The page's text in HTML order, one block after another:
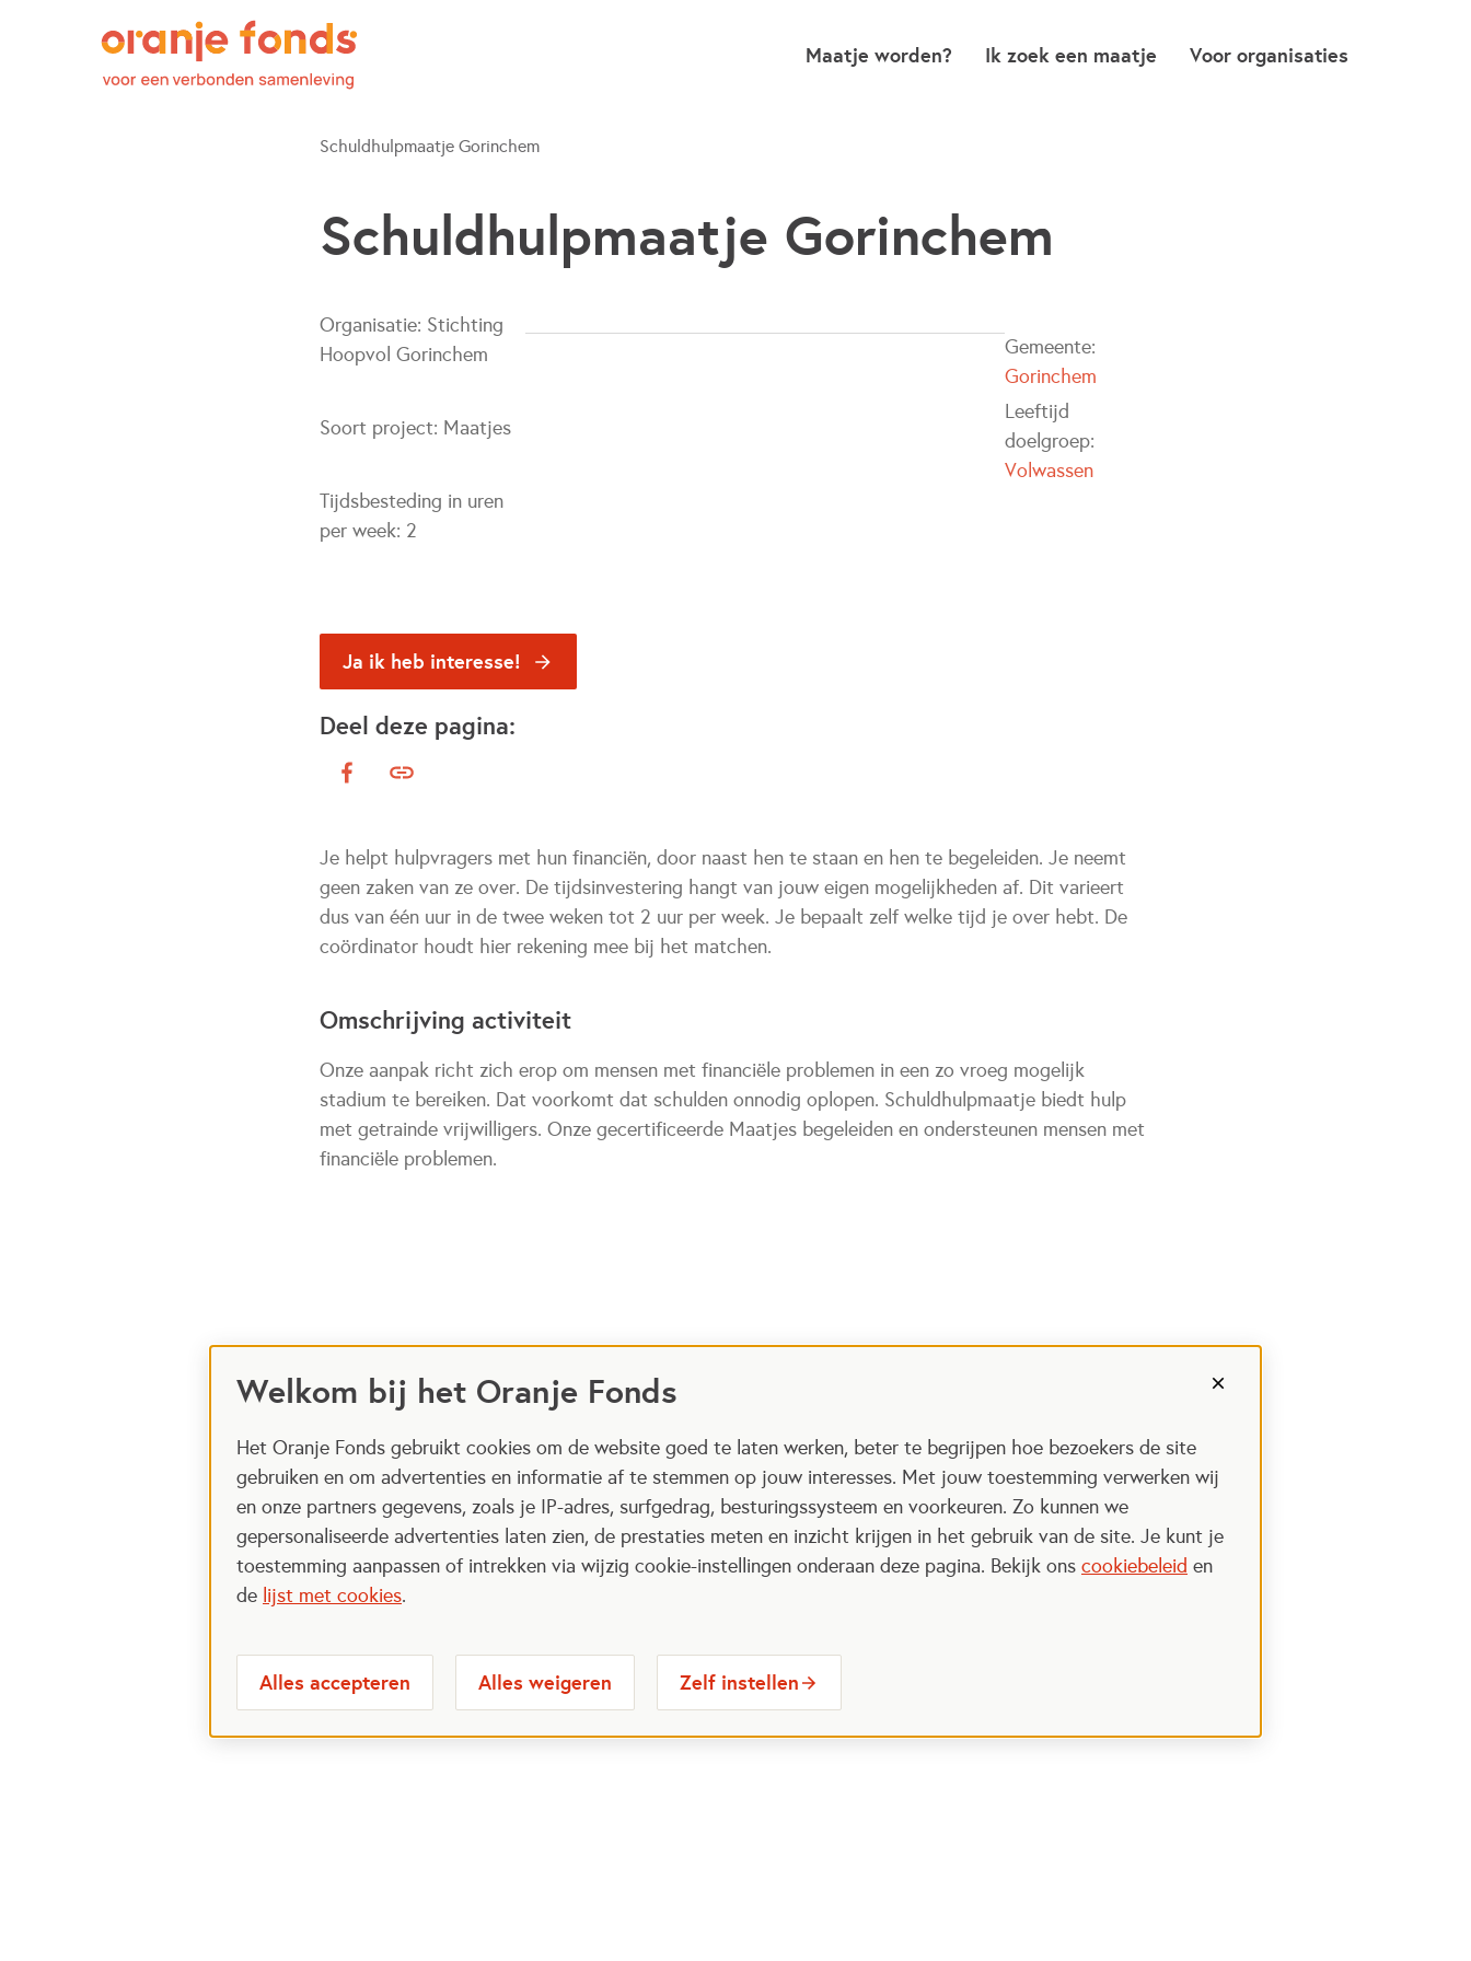
Welkom bij het Oranje Fonds
Het Oranje Fonds gebruikt cookies om de website goed te laten werken, beter te begrijpen hoe bezoekers de site
gebruiken en om advertenties en informatie af te stemmen op jouw interesses. Met jouw toestemming verwerken wij
en onze partners gegevens, zoals je IP-adres, surfgedrag, besturingssysteem en voorkeuren. Zo kunnen we
gepersonaliseerde advertenties laten zien, de prestaties meten en inzicht krijgen in het gebruik van de site. Je kunt je
toestemming aanpassen of intrekken via wijzig cookie-instellingen onderaan deze pagina. Bekijk ons cookiebeleid en
de lijst met cookies.
Alles accepteren Alles weigeren Zelf instellen
Maatje worden? Ik zoek een maatje Voor organisaties
Schuldhulpmaatje Gorinchem
Schuldhulpmaatje Gorinchem
Organisatie: Stichting
Hoopvol Gorinchem
Soort project: Maatjes
Tijdsbesteding in uren
per week: 2
Gemeente:
Gorinchem
Leeftijd
doelgroep:
Volwassen
Ja ik heb interesse!
Deel deze pagina:
Je helpt hulpvragers met hun financiën, door naast hen te staan en hen te begeleiden. Je neemt
geen zaken van ze over. De tijdsinvestering hangt van jouw eigen mogelijkheden af. Dit varieert
dus van één uur in de twee weken tot 2 uur per week. Je bepaalt zelf welke tijd je over hebt. De
coördinator houdt hier rekening mee bij het matchen.
Omschrijving activiteit
Onze aanpak richt zich erop om mensen met financiële problemen in een zo vroeg mogelijk
stadium te bereiken. Dat voorkomt dat schulden onnodig oplopen. Schuldhulpmaatje biedt hulp
met getrainde vrijwilligers. Onze gecertificeerde Maatjes begeleiden en ondersteunen mensen met
financiële problemen.